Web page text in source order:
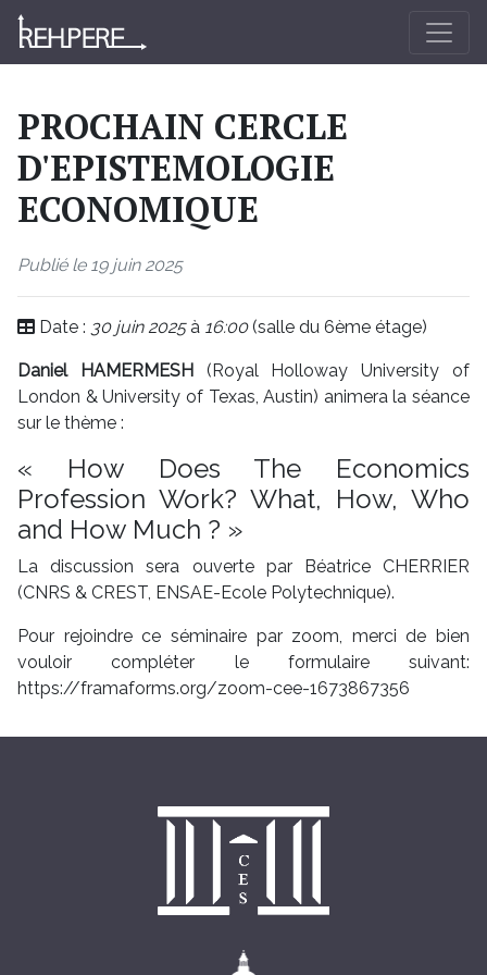
PROCHAIN CERCLE
D'EPISTEMOLOGIE
ECONOMIQUE
Publié le 19 juin 2025
Date : 30 juin 2025à 16:00(salle du 6ème étage)
Daniel HAMERMESH (Royal Holloway University of
London & University of Texas, Austin) animera la séance
sur le thème :
« How Does The Economics
Profession Work? What, How, Who
and How Much ? »
La discussion sera ouverte par Béatrice CHERRIER
(CNRS & CREST, ENSAE-Ecole Polytechnique).
Pour rejoindre ce séminaire par zoom, merci de bien
vouloir compléter le formulaire suivant:
https://framaforms.org/zoom-cee-1673867356